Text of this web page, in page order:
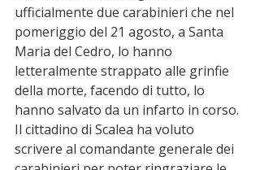
ufficialmente due carabinieri che nel
pomeriggio del 21 agosto, a Santa
Maria del Cedro, lo hanno
letteralmente strappato alle grinfie
della morte, facendo di tutto, lo
hanno salvato da un infarto in corso.
Il cittadino di Scalea ha voluto
scrivere al comandante generale dei